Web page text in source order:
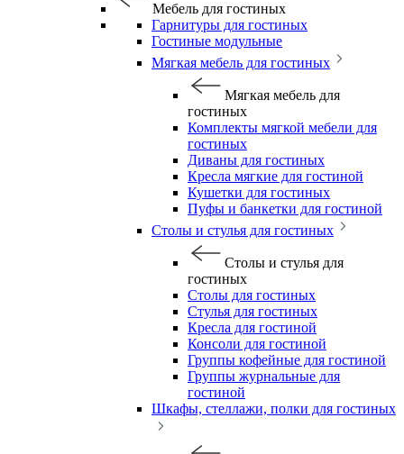
Мебель для гостиных
Гарнитуры для гостиных
Гостиные модульные
Мягкая мебель для гостиных
Мягкая мебель для
гостиных
Комплекты мягкой мебели для
гостиных
Диваны для гостиных
Кресла мягкие для гостиной
Кушетки для гостиных
Пуфы и банкетки для гостиной
Столы и стулья для гостиных
Столы и стулья для
гостиных
Столы для гостиных
Стулья для гостиных
Кресла для гостиной
Консоли для гостиной
Группы кофейные для гостиной
Группы журнальные для
гостиной
Шкафы, стеллажи, полки для гостиных